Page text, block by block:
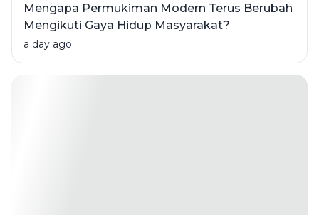
Mengapa Permukiman Modern Terus Berubah
Mengikuti Gaya Hidup Masyarakat?
a day ago